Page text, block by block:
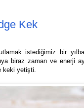
Kek
istediğimiz bir
biraz zaman ve enerji
keki yetişti.